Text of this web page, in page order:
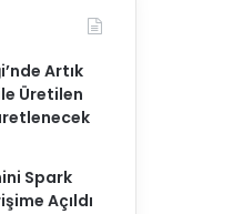
Artık
Üretilen
Spark
Açıldı